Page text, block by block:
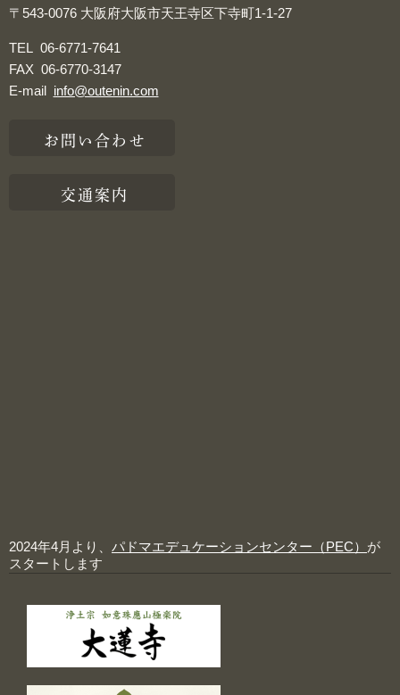
〒543-0076 大阪府大阪市天王寺区下寺町1-1-27
TEL 06-6771-7641
FAX 06-6770-3147
E-mail info@outenin.com
お問い合わせ
交通案内
2024年4月より、 パドマエデュケーションセンター（PEC） が
スタートします